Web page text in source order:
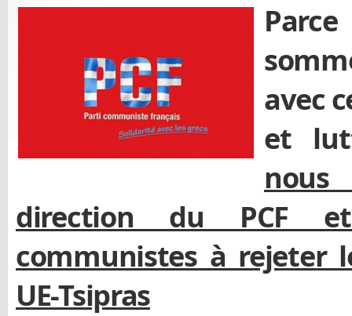
avec
et
direction du PCF
communistes à rejeter
UE-Tsipras